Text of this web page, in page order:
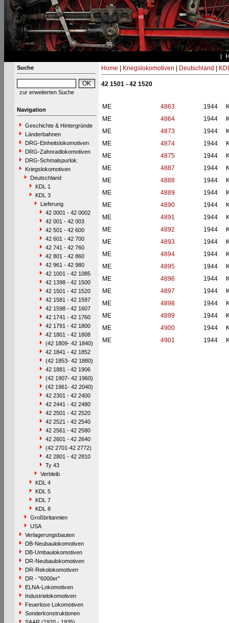
Suche
zur erweiterten Suche
Navigation
Geschichte & Hintergründe
Länderbahnen
DRG-Einheitslokomotiven
DRG-Zahnradlokomotiven
DRG-Schmalspurlok.
Kriegslokomotiven
Deutschland
KDL 1
KDL 3
Lieferung
42 0001 - 42 0002
42 001 - 42 003
42 501 - 42 600
42 601 - 42 700
42 741 - 42 760
42 801 - 42 860
42 961 - 42 980
42 1001 - 42 1085
42 1398 - 42 1500
42 1501 - 42 1520
42 1581 - 42 1597
42 1598 - 42 1607
42 1741 - 42 1760
42 1791 - 42 1800
42 1801 - 42 1808
(42 1809- 42 1840)
42 1841 - 42 1852
(42 1853- 42 1880)
42 1881 - 42 1906
(42 1907- 42 1960)
(42 1961- 42 2040)
42 2301 - 42 2400
42 2441 - 42 2480
42 2501 - 42 2520
42 2521 - 42 2540
42 2561 - 42 2580
42 2601 - 42 2640
(42 2701-42 2772)
42 2801 - 42 2810
Ty 43
Verbleib
KDL 4
KDL 5
KDL 7
KDL 8
Großbritannien
USA
Verlagerungsbauten
DB-Neubaulokomotiven
DB-Umbaulokomotiven
DR-Neubaulokomotiven
DR-Rekolokomotiven
DR - "6000er"
ELNA-Lokomotiven
Industrielokomotiven
Feuerlose Lokomotiven
Sonderkonstruktionen
Home Kriegslokomotiven Deutschland
42 1501 - 42 1520
ME 4863 1944
ME
4864 1944
ME
4873 1944
ME
4874 1944
ME
4875 1944
ME
4887 1944
ME
4888 1944
ME
4889 1944
ME
4890 1944
ME
4891 1944
ME
4892 1944
ME
4893 1944
ME
4894 1944
ME
4895 1944
ME
4896 1944
ME
4897 1944
ME
4898 1944
ME
4899 1944
ME
4900 1944
ME
4901 1944